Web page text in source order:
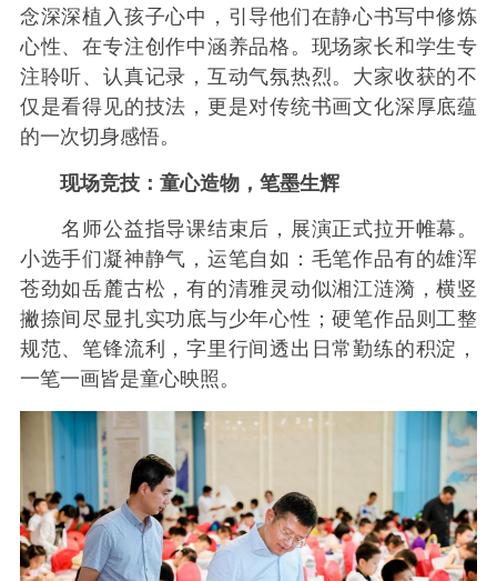
念深深植入孩子心中，引导他们在静心书写中修炼
心性、在专注创作中涵养品格。现场家长和学生专
注聆听、认真记录，互动气氛热烈。大家收获的不
仅是看得见的技法，更是对传统书画文化深厚底蕴
的一次切身感悟。
现场竞技：童心造物，笔墨生辉
名师公益指导课结束后，展演正式拉开帷幕。
小选手们凝神静气，运笔自如：毛笔作品有的雄浑
苍劲如岳麓古松，有的清雅灵动似湘江涟漪，横竖
撇捺间尽显扎实功底与少年心性；硬笔作品则工整
规范、笔锋流利，字里行间透出日常勤练的积淀，
一笔一画皆是童心映照。